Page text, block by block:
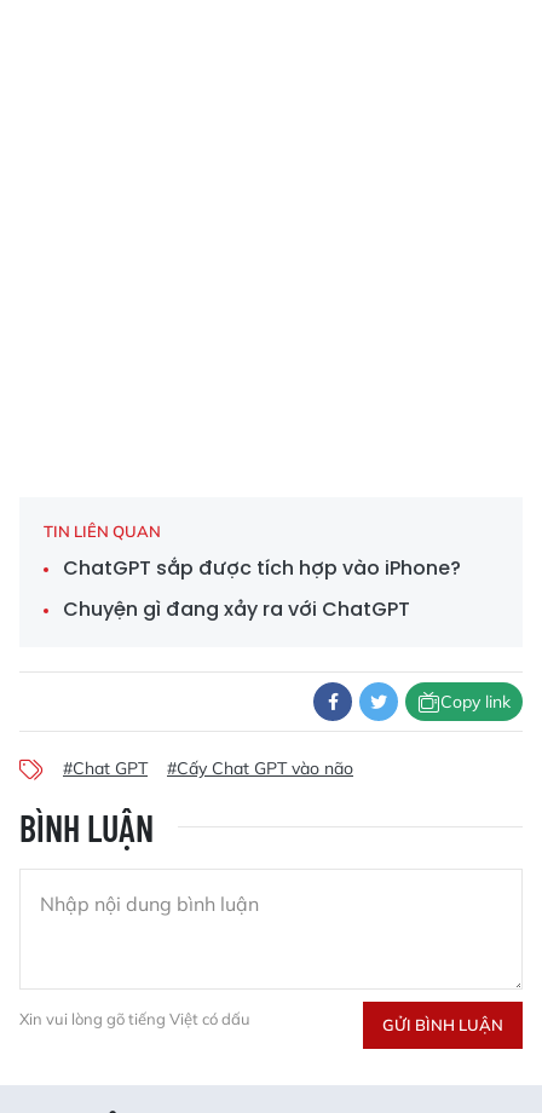
TIN LIÊN QUAN
ChatGPT sắp được tích hợp vào iPhone?
Chuyện gì đang xảy ra với ChatGPT
Copy link
#Chat GPT #Cấy Chat GPT vào não
BÌNH LUẬN
Xin vui lòng gõ tiếng Việt có dấu GỬI BÌNH LUẬN